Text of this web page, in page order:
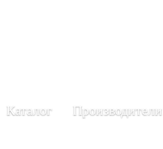
Каталог Производители